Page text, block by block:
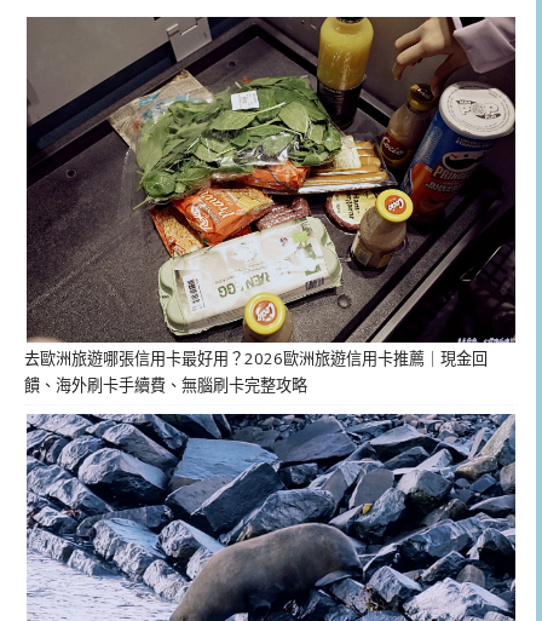
去歐洲旅遊哪張信用卡最好用？2026歐洲旅遊信用卡推薦｜現金回
饋、海外刷卡手續費、無腦刷卡完整攻略